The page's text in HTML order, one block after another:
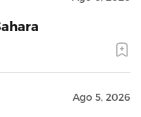
Ago 5, 2026